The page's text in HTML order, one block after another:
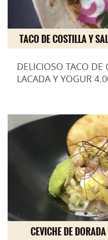
TACO DE COSTILLA Y
DELICIOSO TACO DE
LACADA Y YOGUR
CEVICHE DE